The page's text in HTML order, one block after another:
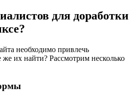
для доработки
необходимо привлечь
их найти? Рассмотрим несколько